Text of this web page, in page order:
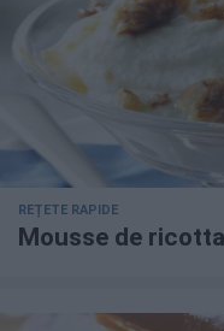
REȚETE RAPIDE
Mousse de